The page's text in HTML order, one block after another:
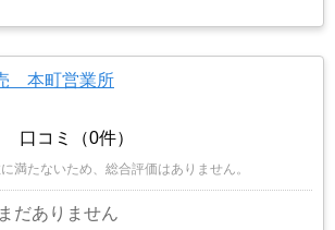
本町営業所
口コミ（0件）
満たないため、総合評価はありません。
だありません